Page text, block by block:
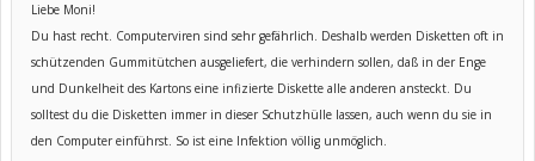
Liebe Moni!
Du hast recht. Computerviren sind sehr gefährlich. Deshalb werden Disketten oft in
schützenden Gummitütchen ausgeliefert, die verhindern sollen, daß in der Enge
und Dunkelheit des Kartons eine infizierte Diskette alle anderen ansteckt. Du
solltest du die Disketten immer in dieser Schutzhülle lassen, auch wenn du sie in
den Computer einführst. So ist eine Infektion völlig unmöglich.